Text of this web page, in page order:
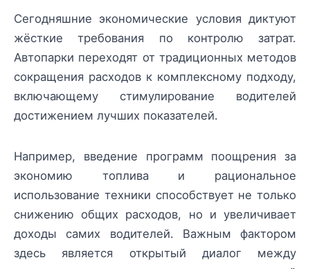
Сегодняшние экономические условия диктуют
жёсткие требования по контролю затрат.
Автопарки переходят от традиционных методов
сокращения расходов к комплексному подходу,
включающему стимулирование водителей
достижением лучших показателей.
Например, введение программ поощрения за
экономию топлива и рациональное
использование техники способствует не только
снижению общих расходов, но и увеличивает
доходы самих водителей. Важным фактором
здесь является открытый диалог между